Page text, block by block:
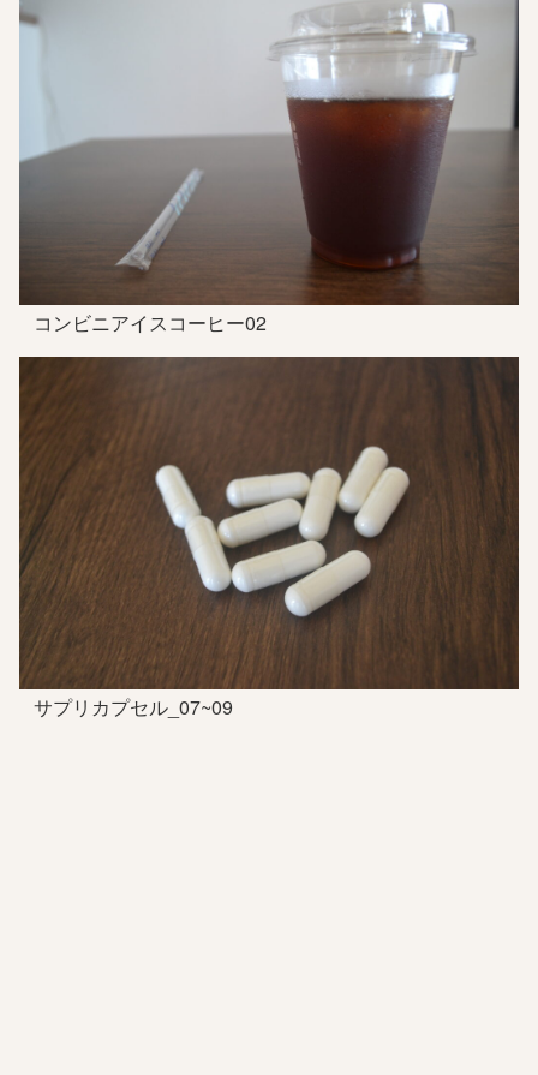
コンビニアイスコーヒー02
サプリカプセル_07~09